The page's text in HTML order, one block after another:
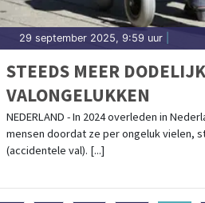
29 september 2025, 9:59 uur
STEEDS MEER
VALONGELUKKEN
NEDERLAND - In 2024 overleden in
mensen doordat ze per ongeluk vielen,
(accidentele val). [...]